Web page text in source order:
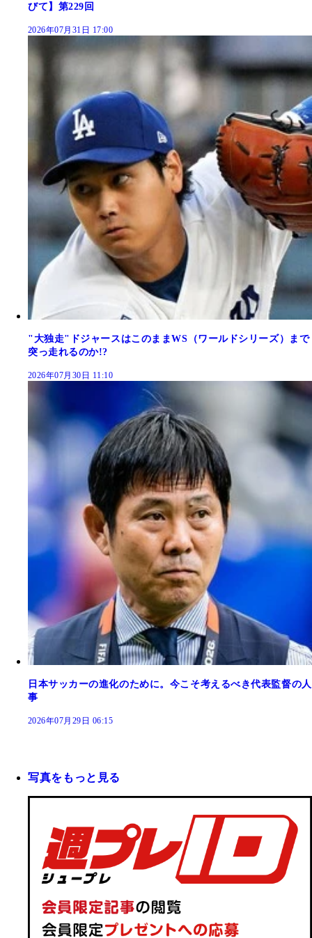
びて】第229回
2026年07月31日 17:00
"大独走"ドジャースはこのままWS（ワールドシリーズ）まで
突っ走れるのか!?
2026年07月30日 11:10
日本サッカーの進化のために。今こそ考えるべき代表監督の人
事
2026年07月29日 06:15
写真をもっと見る